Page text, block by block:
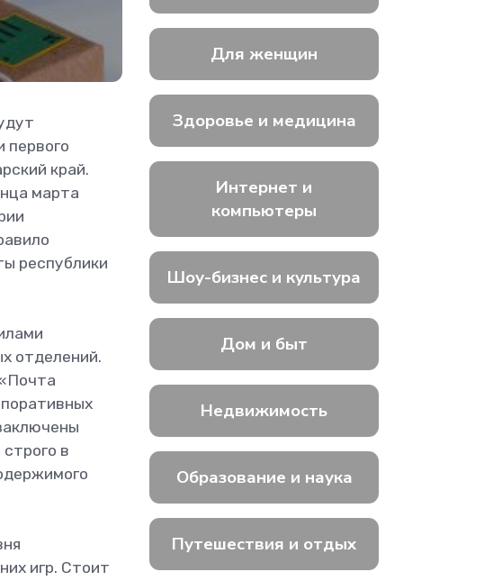
первого
край.
марта
республики
отделений.
в
игр. Стоит
Для женщин
Здоровье и медицина
Интернет и
компьютеры
Шоу-бизнес и культура
Дом и быт
Недвижимость
Образование и наука
Путешествия и отдых